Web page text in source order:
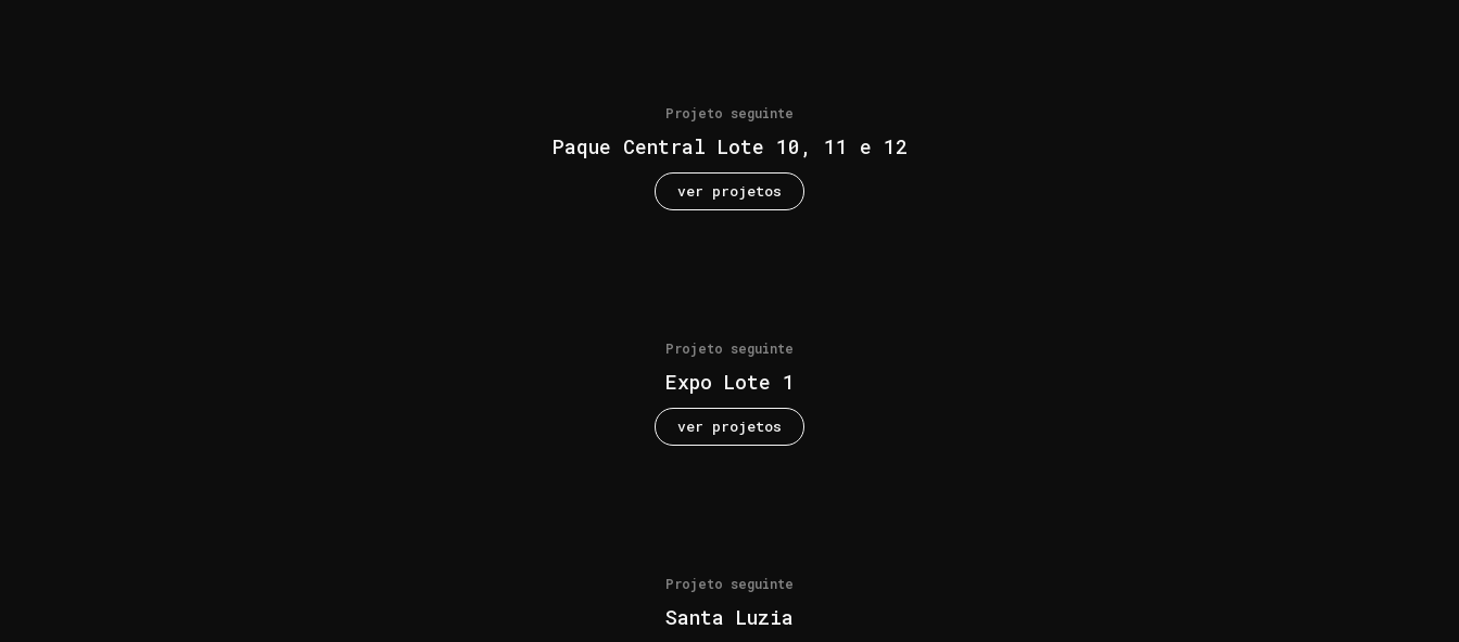
Projeto seguinte
Paque Central Lote 10, 11 e 12
ver projetos
Projeto seguinte
Expo Lote 1
ver projetos
Projeto seguinte
Santa Luzia